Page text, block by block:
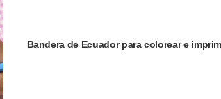
Bandera de Ecuador para colorear e